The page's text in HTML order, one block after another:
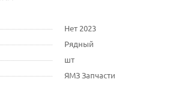
Нет 2023
Рядный
шт
ЯМЗ Запчасти